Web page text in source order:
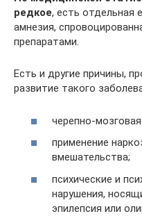
редкое, есть отдельная
амнезия,
препаратами.
Есть и другие причины,
развитие такого
черепно-
применение
вмешательства;
психические и
нарушения,
эпилепсия или